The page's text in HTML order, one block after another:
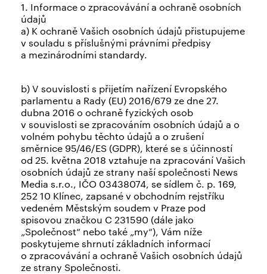
1. Informace o zpracovávání a ochraně osobních
údajů
a) K ochraně Vašich osobních údajů přistupujeme
v souladu s příslušnými právními předpisy
a mezinárodními standardy.
b) V souvislosti s přijetím nařízení Evropského
parlamentu a Rady (EU) 2016/679 ze dne 27.
dubna 2016 o ochraně fyzických osob
v souvislosti se zpracováním osobních údajů a o
volném pohybu těchto údajů a o zrušení
směrnice 95/46/ES (GDPR), které se s účinností
od 25. května 2018 vztahuje na zpracování Vašich
osobních údajů ze strany naší společnosti News
Media s.r.o., IČO 03438074, se sídlem č. p. 169,
252 10 Klínec, zapsané v obchodním rejstříku
vedeném Městským soudem v Praze pod
spisovou značkou C 231590 (dále jako
„Společnost“ nebo také „my“), Vám níže
poskytujeme shrnutí základních informací
o zpracovávání a ochraně Vašich osobních údajů
ze strany Společnosti.